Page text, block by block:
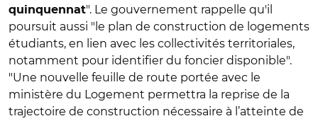
quinquennat". Le gouvernement rappelle qu'il
poursuit aussi "le plan de construction de logements
étudiants, en lien avec les collectivités territoriales,
notamment pour identifier du foncier disponible".
"Une nouvelle feuille de route portée avec le
ministère du Logement permettra la reprise de la
trajectoire de construction nécessaire à l’atteinte de